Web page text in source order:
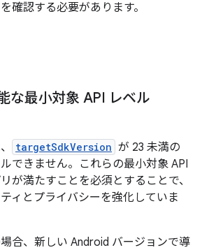
確認する必要があります。
な最小対象 API レベル
targetSdkVersion が 23 未満の
できません。これらの最小対象 API
が満たすことを必須とすることで、
ィとプライバシーを強化していま
合、新しい Android バージョンで導